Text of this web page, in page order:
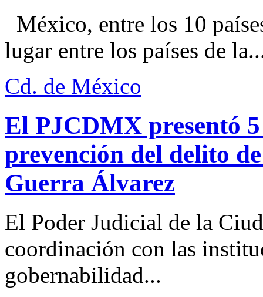
México, entre los 10
lugar entre los países de
Cd. de México
El PJCDMX presentó
prevención del delito
Guerra Álvarez
El Poder Judicial de la
coordinación con las
gobernabilidad...